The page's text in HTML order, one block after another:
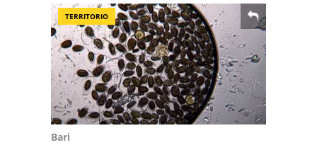
TERRITORIO
Bari